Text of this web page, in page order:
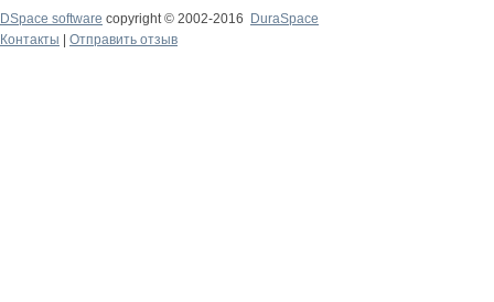
DSpace software copyright © 2002-2016
DuraSpace
Контакты
Отправить отзыв